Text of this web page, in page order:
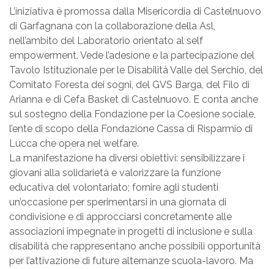
L’iniziativa è promossa dalla Misericordia di Castelnuovo
di Garfagnana con la collaborazione della Asl,
nell’ambito del Laboratorio orientato al self
empowerment. Vede l’adesione e la partecipazione del
Tavolo Istituzionale per le Disabilità Valle del Serchio, del
Comitato Foresta dei sogni, del GVS Barga, del Filo di
Arianna e di Cefa Basket di Castelnuovo. E conta anche
sul sostegno della Fondazione per la Coesione sociale,
l’ente di scopo della Fondazione Cassa di Risparmio di
Lucca che opera nel welfare.
La manifestazione ha diversi obiettivi: sensibilizzare i
giovani alla solidarietà e valorizzare la funzione
educativa del volontariato; fornire agli studenti
un’occasione per sperimentarsi in una giornata di
condivisione e di approcciarsi concretamente alle
associazioni impegnate in progetti di inclusione e sulla
disabilità che rappresentano anche possibili opportunità
per l’attivazione di future alternanze scuola-lavoro. Ma